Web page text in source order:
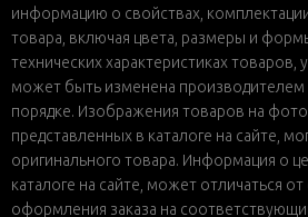
информацию о свойствах,
товара, включая цвета, размеры и
технических характеристиках товаров,
может быть изменена
порядке. Изображения товаров на
представленных в каталоге на сайте,
оригинального товара. Информация о
каталоге на сайте, может отличаться
оформления заказа на